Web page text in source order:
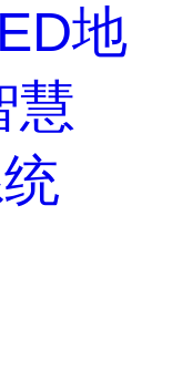
地
慧